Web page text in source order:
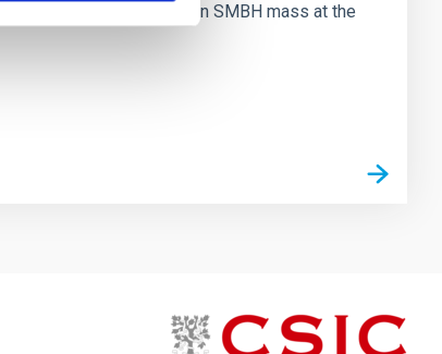
the relationship between SMBH mass at the